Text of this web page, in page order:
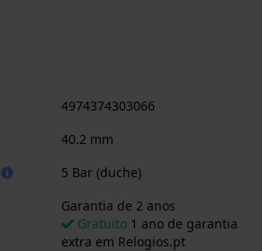
a 5ATM. Isto significa que o
4974374303066
40.2 mm
5 Bar (duche)
Garantia de 2 anos
Gratuito 1 ano de garantia
extra em Relogios.pt